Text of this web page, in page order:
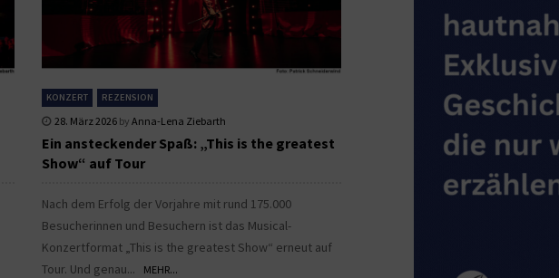
KONZERT REZENSION
28. März 2026 by Anna-Lena Ziebarth
Ein ansteckender Spaß: „This is the greatest
Show“ auf Tour
Nach dem Erfolg der Vorjahre mit rund 175.000
Besucherinnen und Besuchern ist das Musical-
Konzertformat „This is the greatest Show“ erneut auf
Tour. Und genau...
MEHR...